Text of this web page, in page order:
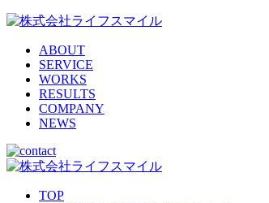
ABOUT
SERVICE
WORKS
RESULTS
COMPANY
NEWS
TOP